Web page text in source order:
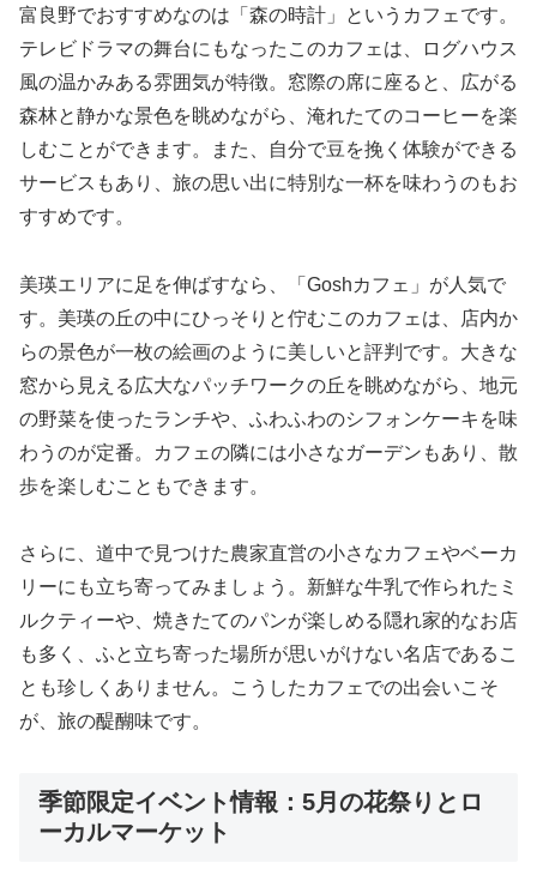
富良野でおすすめなのは「森の時計」というカフェです。
テレビドラマの舞台にもなったこのカフェは、ログハウス
風の温かみある雰囲気が特徴。窓際の席に座ると、広がる
森林と静かな景色を眺めながら、淹れたてのコーヒーを楽
しむことができます。また、自分で豆を挽く体験ができる
サービスもあり、旅の思い出に特別な一杯を味わうのもお
すすめです。
美瑛エリアに足を伸ばすなら、「Goshカフェ」が人気で
す。美瑛の丘の中にひっそりと佇むこのカフェは、店内か
らの景色が一枚の絵画のように美しいと評判です。大きな
窓から見える広大なパッチワークの丘を眺めながら、地元
の野菜を使ったランチや、ふわふわのシフォンケーキを味
わうのが定番。カフェの隣には小さなガーデンもあり、散
歩を楽しむこともできます。
さらに、道中で見つけた農家直営の小さなカフェやベーカ
リーにも立ち寄ってみましょう。新鮮な牛乳で作られたミ
ルクティーや、焼きたてのパンが楽しめる隠れ家的なお店
も多く、ふと立ち寄った場所が思いがけない名店であるこ
とも珍しくありません。こうしたカフェでの出会いこそ
が、旅の醍醐味です。
季節限定イベント情報：5月の花祭りとロ
ーカルマーケット